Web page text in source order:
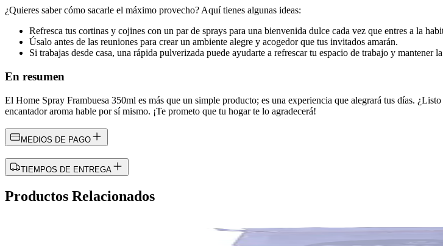
¿Quieres saber cómo sacarle el máximo provecho? Aquí tienes algunas ideas:
Refresca tus cortinas y cojines con un par de sprays para una bienvenida dulce cada vez que entres a la
Úsalo antes de las reuniones para crear un ambiente alegre y acogedor que tus invitados amarán.
Si trabajas desde casa, una rápida pulverizada puede ayudarte a refrescar tu espacio de trabajo y mantener
En resumen
El Home Spray Frambuesa 350ml es más que un simple producto; es una experiencia que alegrará tus días.
encantador aroma hable por sí mismo. ¡Te prometo que tu hogar te lo agradecerá!
MEDIOS DE PAGO
TIEMPOS DE ENTREGA
Productos Relacionados